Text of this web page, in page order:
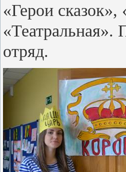
«Герои
«Театральная».
отряд.